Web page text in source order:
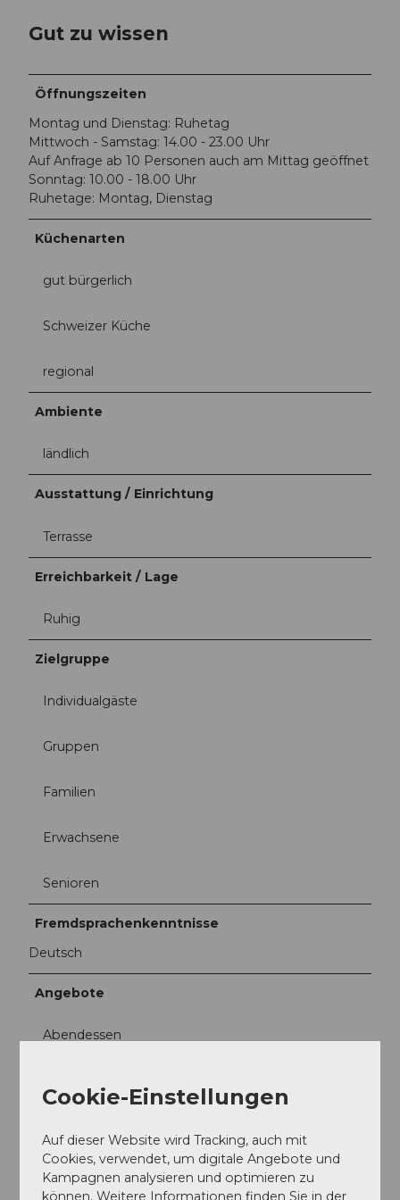
Gut zu wissen
Öffnungszeiten
Montag und Dienstag: Ruhetag
Mittwoch - Samstag: 14.00 - 23.00 Uhr
Auf Anfrage ab 10 Personen auch am Mittag geöffnet
Sonntag: 10.00 - 18.00 Uhr
Ruhetage: Montag, Dienstag
Küchenarten
gut bürgerlich
Schweizer Küche
regional
Ambiente
ländlich
Ausstattung / Einrichtung
Terrasse
Erreichbarkeit / Lage
Ruhig
Zielgruppe
Individualgäste
Gruppen
Familien
Erwachsene
Senioren
Fremdsprachenkenntnisse
Deutsch
Angebote
Abendessen
Tipp
Jeden Donnerstag Töfftreff
Cookie-Einstellungen
Auf dieser Website wird Tracking, auch mit
Cookies, verwendet, um digitale Angebote und
Kampagnen analysieren und optimieren zu
können. Weitere Informationen finden Sie in der